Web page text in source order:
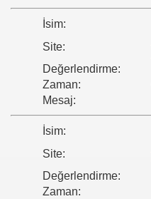
İsim:
Site:
Değerlendirme:
Zaman:
Mesaj:
İsim:
Site:
Değerlendirme:
Zaman: